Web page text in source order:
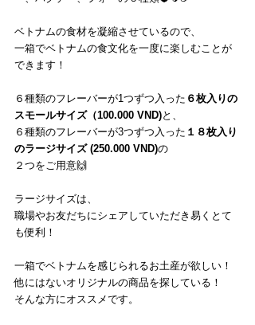
ベトナムの食材を凝縮させているので、
一箱でベトナムの食文化を一度に楽しむことが
できます！
６種類のフレーバーが1つずつ入った ６枚入りの
スモールサイズ（100.000 VND)と、
６種類のフレーバーが3つずつ入った １８枚入り
のラージサイズ (250.000 VND)の
２つをご用意🙌
ラージサイズは、
職場やお友だちにシェアしていただき易くとて
も便利！
一箱でベトナムを感じられるお土産が欲しい！
他にはないオリジナルの商品を探している！
そんな方にオススメです。